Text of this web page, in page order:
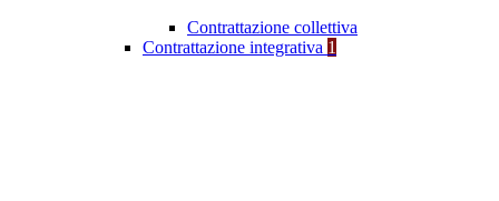
Contrattazione collettiva
Contrattazione integrativa 1